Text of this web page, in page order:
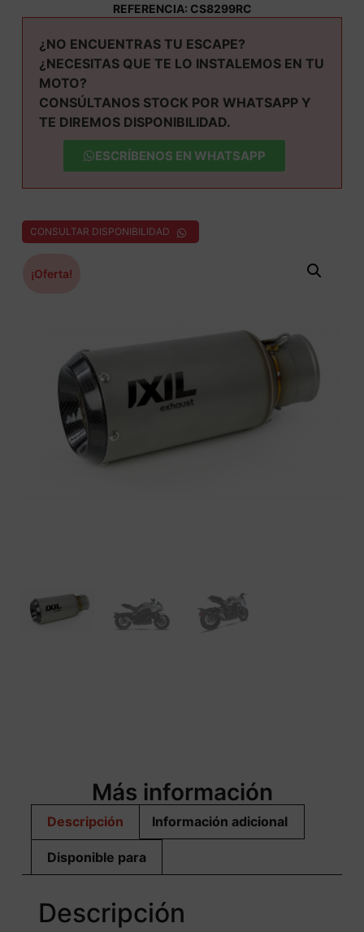
REFERENCIA: CS8299RC
¿NO ENCUENTRAS TU ESCAPE?
¿NECESITAS QUE TE LO INSTALEMOS EN TU
MOTO?
CONSÚLTANOS STOCK POR WHATSAPP Y
TE DIREMOS DISPONIBILIDAD.
ESCRÍBENOS EN WHATSAPP
CONSULTAR DISPONIBILIDAD
¡Oferta!
Más información
Descripción Información adicional
Disponible para
Descripción